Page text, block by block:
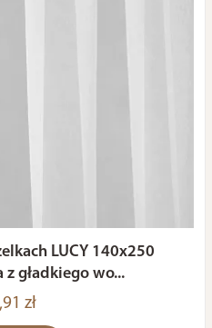
LUCY 140x250
z gładkiego wo...
zł